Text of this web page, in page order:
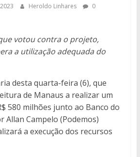
Heroldo Linhares
0
votou contra o projeto,
a utilização adequada do
desta quarta-feira (6), que
de Manaus a realizar um
580 milhões junto ao Banco do
Allan Campelo (Podemos)
a execução dos recursos